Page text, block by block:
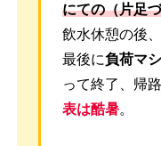
にての（片足
飲水休憩の後、
最後に負荷マ
って終了、帰
表は酷暑。